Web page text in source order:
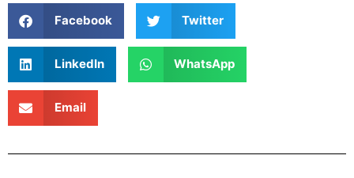
Facebook Twitter
LinkedIn WhatsApp
Email